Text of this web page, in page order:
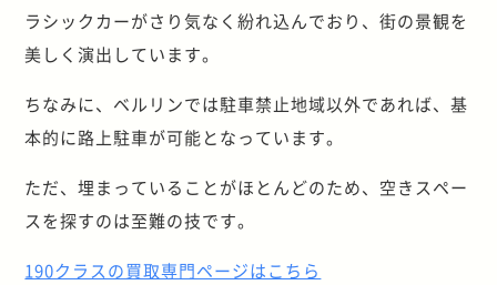
ラシックカーがさり気なく紛れ込んでおり、街の景観を
美しく演出しています。
ちなみに、ベルリンでは駐車禁止地域以外であれば、基
本的に路上駐車が可能となっています。
ただ、埋まっていることがほとんどのため、空きスペー
スを探すのは至難の技です。
190クラスの買取専門ページはこちら